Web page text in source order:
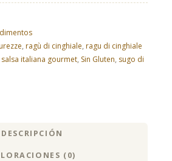
, ragù di cinghiale, ragu di cinghiale
salsa italiana gourmet, Sin Gluten, sugo di
DESCRIPCIÓN
(0)